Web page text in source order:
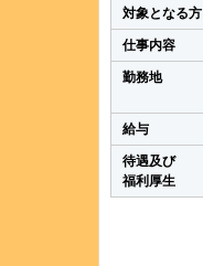
対象となる方
仕事内容
勤務地
給与
待遇及び
福利厚生